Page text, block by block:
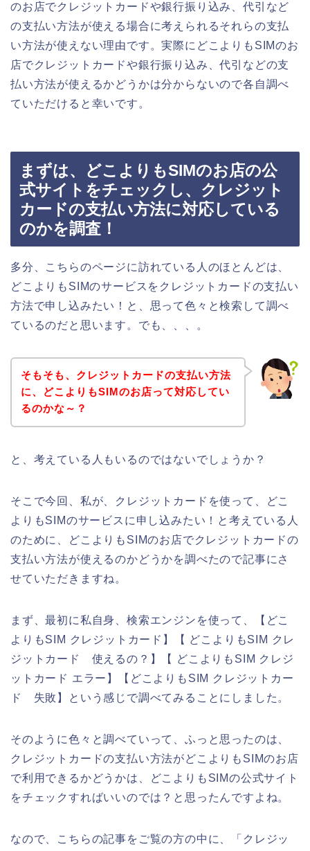
のお店でクレジットカードや銀行振り込み、代引など
の支払い方法が使える場合に考えられるそれらの支払
い方法が使えない理由です。実際にどこよりもSIMのお
店でクレジットカードや銀行振り込み、代引などの支
払い方法が使えるかどうかは分からないので各自調べ
ていただけると幸いです。
まずは、どこよりもSIMのお店の公
式サイトをチェックし、クレジット
カードの支払い方法に対応している
のかを調査！
多分、こちらのページに訪れている人のほとんどは、
どこよりもSIMのサービスをクレジットカードの支払い
方法で申し込みたい！と、思って色々と検索して調べ
ているのだと思います。でも、、、。
そもそも、クレジットカードの支払い方法
に、どこよりもSIMのお店って対応してい
るのかな～？
と、考えている人もいるのではないでしょうか？
そこで今回、私が、クレジットカードを使って、どこ
よりもSIMのサービスに申し込みたい！と考えている人
のために、どこよりもSIMのお店でクレジットカードの
支払い方法が使えるのかどうかを調べたので記事にさ
せていただきますね。
まず、最初に私自身、検索エンジンを使って、【どこ
よりもSIM クレジットカード】【 どこよりもSIM クレ
ジットカード 使えるの？】【 どこよりもSIM クレジ
ットカード エラー】【どこよりもSIM クレジットカー
ド 失敗】という感じで調べてみることにしました。
そのように色々と調べていって、ふっと思ったのは、
クレジットカードの支払い方法がどこよりもSIMのお店
で利用できるかどうかは、どこよりもSIMの公式サイト
をチェックすればいいのでは？と思ったんですよね。
なので、こちらの記事をご覧の方の中に、「クレジッ